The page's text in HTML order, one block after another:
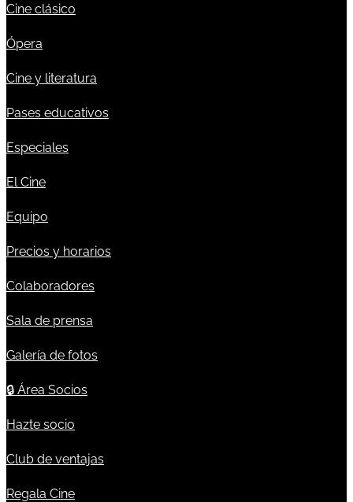
Cine clásico
Ópera
Cine y literatura
Pases educativos
Especiales
El Cine
Equipo
Precios y horarios
Colaboradores
Sala de prensa
Galería de fotos
🔒 Área Socios
Hazte socio
Club de ventajas
Regala Cine